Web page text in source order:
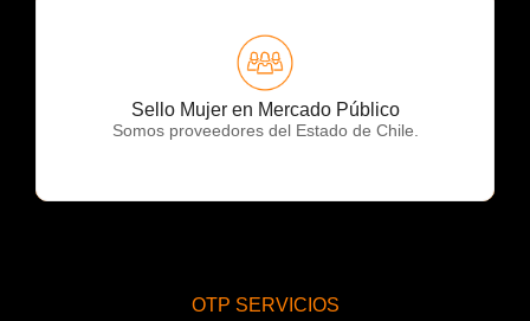
Sello Mujer en Mercado Público
Somos proveedores del Estado de Chile.
OTP Servicios
OTP SERVICIOS